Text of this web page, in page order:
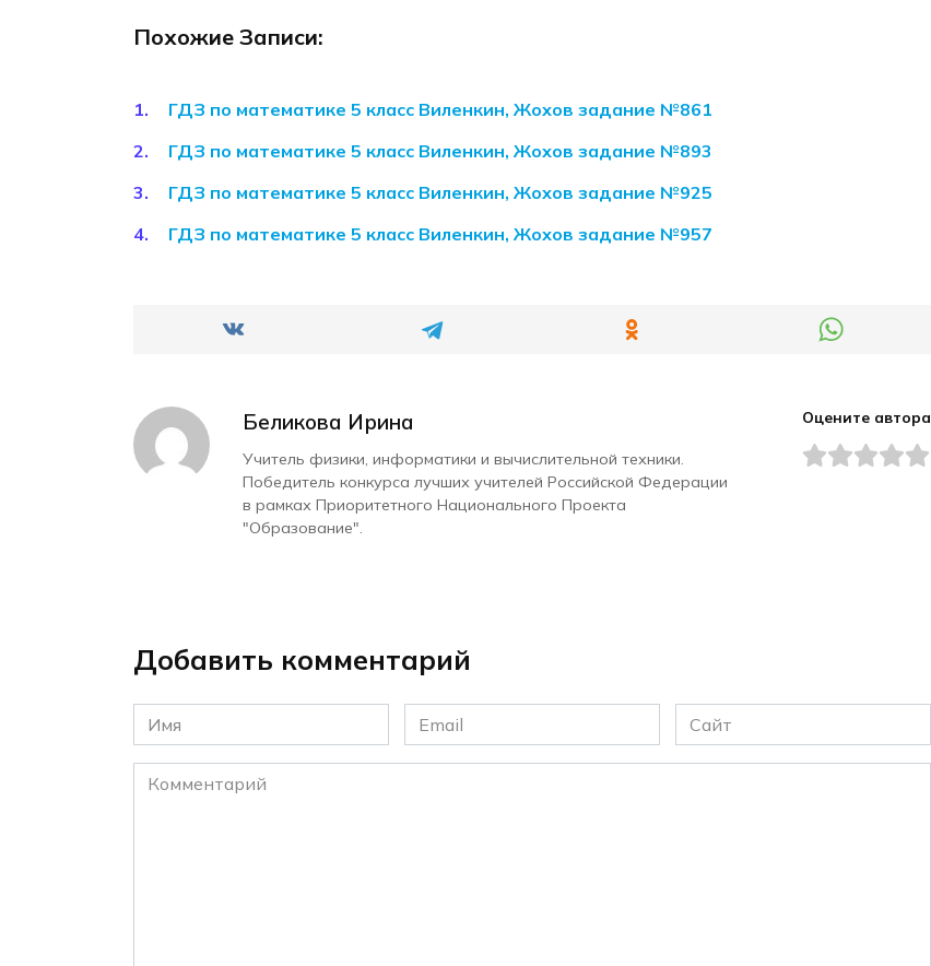
Похожие Записи:
ГДЗ по математике 5 класс Виленкин, Жохов задание №861
ГДЗ по математике 5 класс Виленкин, Жохов задание №893
ГДЗ по математике 5 класс Виленкин, Жохов задание №925
ГДЗ по математике 5 класс Виленкин, Жохов задание №957
Беликова Ирина
Учитель физики, информатики и вычислительной техники.
Победитель конкурса лучших учителей Российской Федерации
в рамках Приоритетного Национального Проекта
"Образование".
Оцените автора
Добавить комментарий
Имя
*
Email
*
Сайт
Комментарий